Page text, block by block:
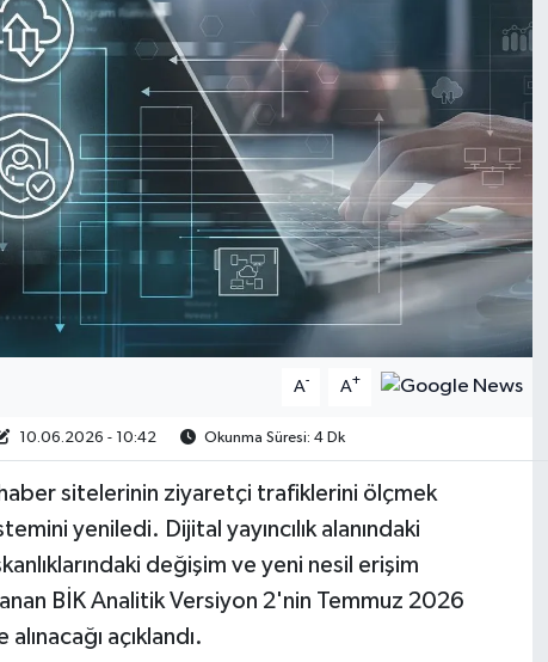
A- A+
10.06.2026 - 10:42 Okunma Süresi: 4 Dk
haber sitelerinin ziyaretçi trafiklerini ölçmek
yeniledi. Dijital yayıncılık alanındaki
değişim ve yeni nesil erişim
BİK Analitik Versiyon 2'nin Temmuz 2026
açıklandı.